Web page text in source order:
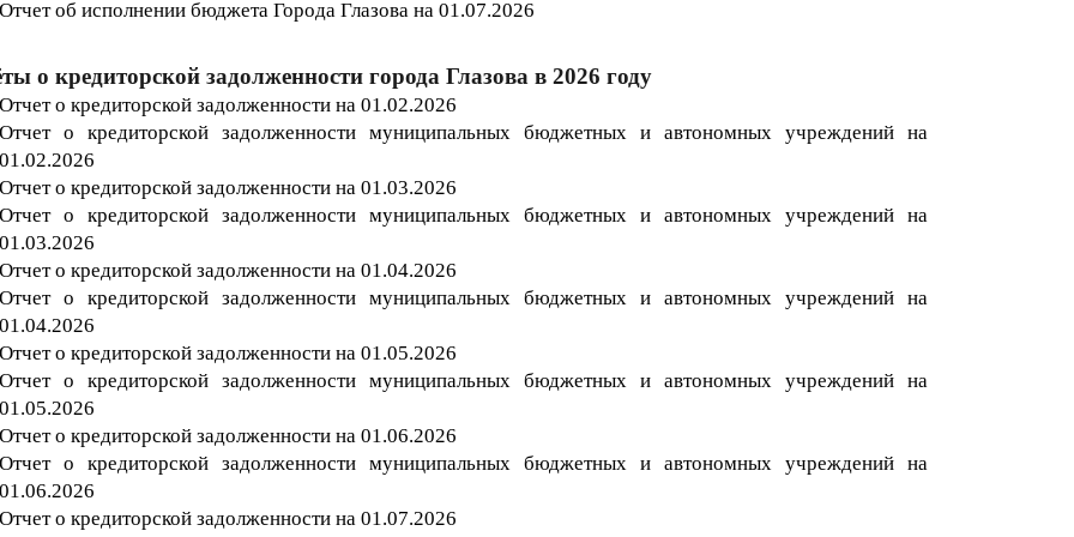
Отчет об исполнении бюджета Города Глазова на 01.07.2026
о кредиторской задолженности города Глазова в 2026 году
Отчет о кредиторской задолженности на 01.02.2026
Отчет о кредиторской задолженности муниципальных бюджетных и автономных учреждений на
01.02.2026
Отчет о кредиторской задолженности на 01.03.2026
Отчет о кредиторской задолженности муниципальных бюджетных и автономных учреждений на
01.03.2026
Отчет о кредиторской задолженности на 01.04.2026
Отчет о кредиторской задолженности муниципальных бюджетных и автономных учреждений на
01.04.2026
Отчет о кредиторской задолженности на 01.05.2026
Отчет о кредиторской задолженности муниципальных бюджетных и автономных учреждений на
01.05.2026
Отчет о кредиторской задолженности на 01.06.2026
Отчет о кредиторской задолженности муниципальных бюджетных и автономных учреждений на
01.06.2026
Отчет о кредиторской задолженности на 01.07.2026